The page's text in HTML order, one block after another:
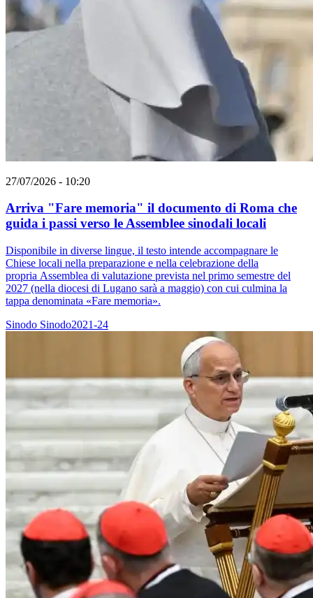
27/07/2026 - 10:20
Arriva "Fare memoria" il documento di Roma che
guida i passi verso le Assemblee sinodali locali
Disponibile in diverse lingue, il testo intende accompagnare le
Chiese locali nella preparazione e nella celebrazione della
propria Assemblea di valutazione prevista nel primo semestre del
2027 (nella diocesi di Lugano sarà a maggio) con cui culmina la
tappa denominata «Fare memoria».
Sinodo Sinodo2021-24